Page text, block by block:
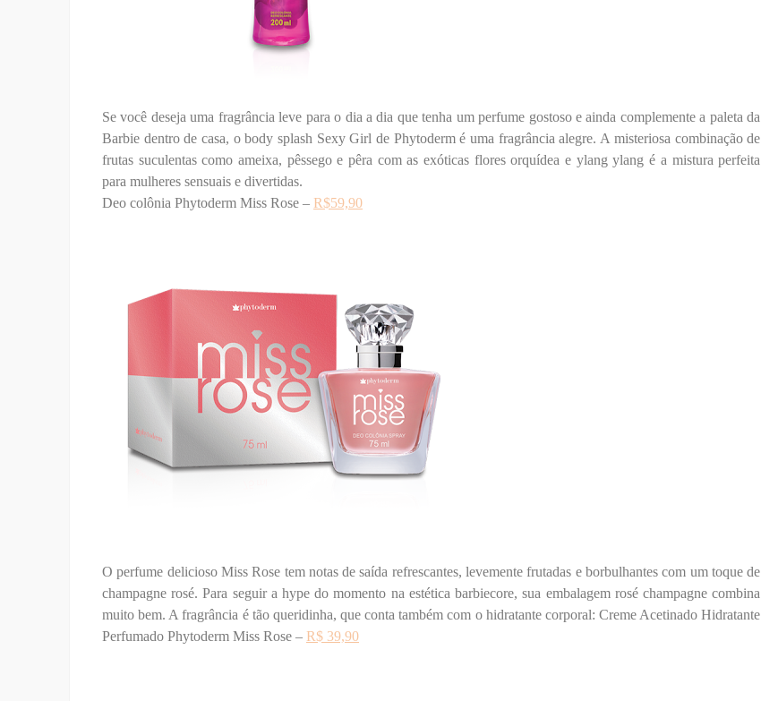
Se você deseja uma fragrância leve para o dia a dia que tenha um perfume gostoso e ainda complemente a paleta da
Barbie dentro de casa, o body splash Sexy Girl de Phytoderm é uma fragrância alegre. A misteriosa combinação de
frutas suculentas como ameixa, pêssego e pêra com as exóticas flores orquídea e ylang ylang é a mistura perfeita
para mulheres sensuais e divertidas.
Deo colônia Phytoderm Miss Rose – R$59,90
O perfume delicioso Miss Rose tem notas de saída refrescantes, levemente frutadas e borbulhantes com um toque de
champagne rosé. Para seguir a hype do momento na estética barbiecore, sua embalagem rosé champagne combina
muito bem. A fragrância é tão queridinha, que conta também com o hidratante corporal: Creme Acetinado Hidratante
Perfumado Phytoderm Miss Rose – R$ 39,90